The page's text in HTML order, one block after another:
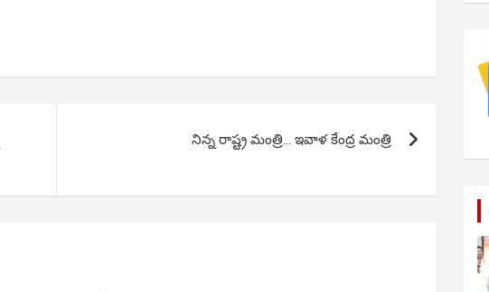
నిన్న రాష్ట్ర మంత్రి… ఇవాళ కేంద్ర మంత్రి